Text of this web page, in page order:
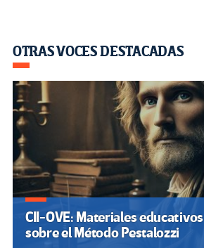
OTRAS VOCES DESTACADAS
CII-OVE: Materiales educativos
sobre el Método Pestalozzi